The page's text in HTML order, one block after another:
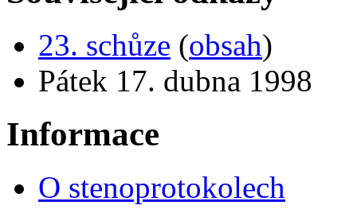
23. schůze (obsah)
Pátek 17. dubna 1998
Informace
O stenoprotokolech